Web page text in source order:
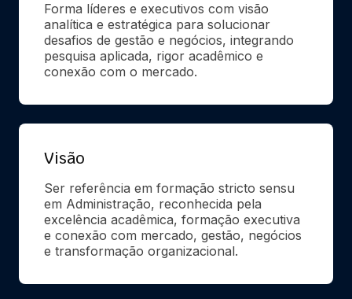
Forma líderes e executivos com visão
analítica e estratégica para solucionar
desafios de gestão e negócios, integrando
pesquisa aplicada, rigor acadêmico e
conexão com o mercado.
Visão
Ser referência em formação stricto sensu
em Administração, reconhecida pela
excelência acadêmica, formação executiva
e conexão com mercado, gestão, negócios
e transformação organizacional.